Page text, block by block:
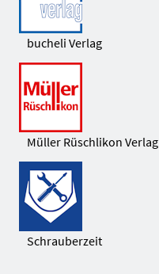
bucheli Verlag
Müller Rüschlikon Verlag
Schrauberzeit